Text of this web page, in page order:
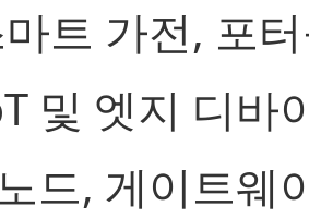
트 가전, 포
및 엣지 디바
드, 게이트웨